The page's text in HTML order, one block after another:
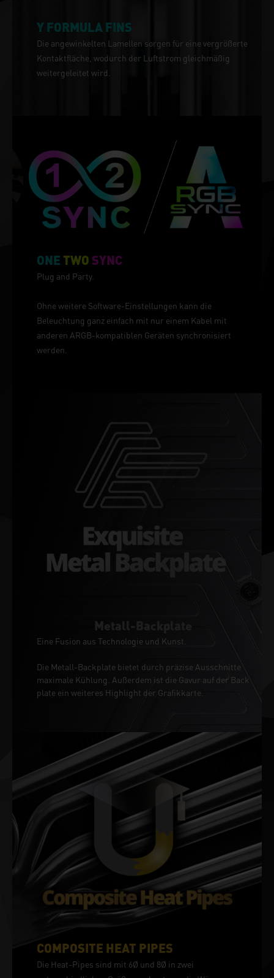
Y FORMULA FINS
Die angewinkelten Lamellen sorgen für eine vergrößerte
Kontaktfläche, wodurch der Luftstrom gleichmäßig
weitergeleitet wird.
ONE TWO SYNC
Plug and Party.
Ohne weitere Software-Einstellungen kann die
Beleuchtung ganz einfach mit nur einem Kabel mit
anderen ARGB-kompatiblen Geräten synchronisiert
werden.
Metall-Backplate
Eine Fusion aus Technologie und Kunst.
Die Metall-Backplate bietet durch präzise Ausschnitte
maximale Kühlung. Außerdem ist die Gavur auf der Back
plate ein weiteres Highlight der Grafikkarte.
COMPOSITE HEAT PIPES
Die Heat-Pipes sind mit 6Ø und 8Ø in zwei